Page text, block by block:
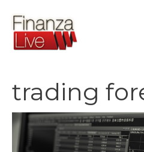
contenuto
trading